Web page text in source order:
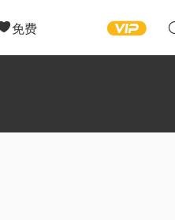
免费